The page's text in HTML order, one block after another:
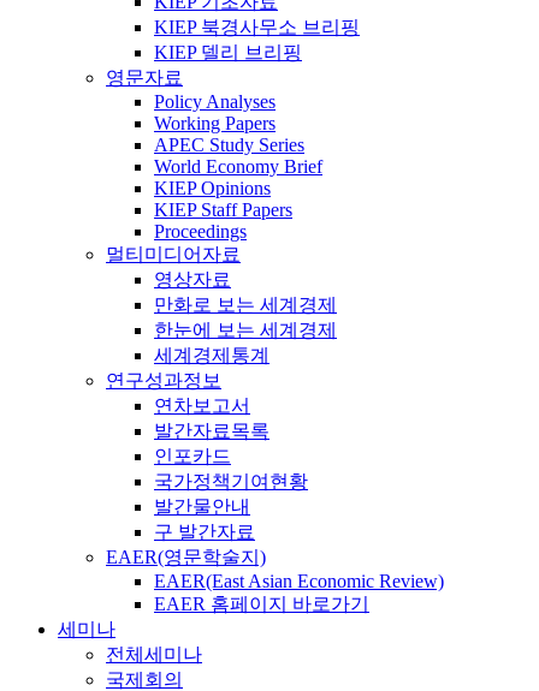
KIEP 북경사무소 브리핑
KIEP 델리 브리핑
영문자료
Policy Analyses
Working Papers
APEC Study Series
World Economy Brief
KIEP Opinions
KIEP Staff Papers
Proceedings
멀티미디어자료
영상자료
만화로 보는 세계경제
한눈에 보는 세계경제
세계경제통계
연구성과정보
연차보고서
발간자료목록
인포카드
국가정책기여현황
발간물안내
구 발간자료
EAER(영문학술지)
EAER(East Asian Economic Review)
EAER 홈페이지 바로가기
세미나
전체세미나
국제회의